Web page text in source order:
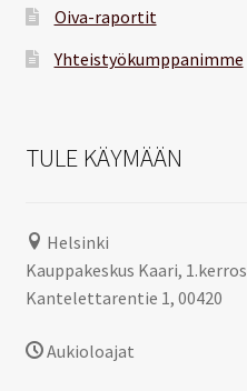
Oiva-raportit
Yhteistyökumppanimme
TULE KÄYMÄÄN
Helsinki
Kauppakeskus Kaari, 1.kerros
Kantelettarentie 1, 00420
Aukioloajat